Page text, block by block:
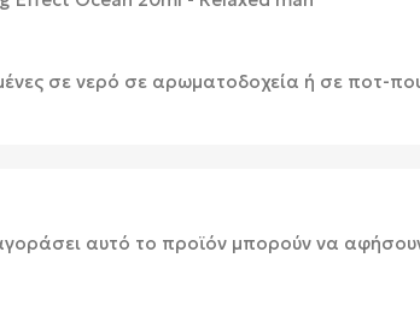
σε νερό σε αρωματοδοχεία ή σε ποτ-
αυτό το προϊόν μπορούν να